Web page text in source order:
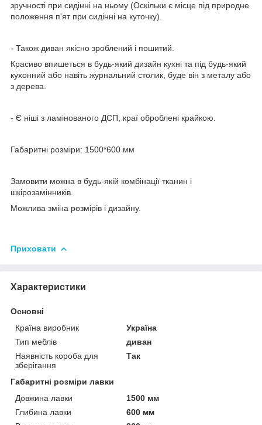
зручності при сидінні на ньому (Оскільки є місце під природне
положення п'ят при сидінні на куточку).
- Також диван якісно зроблений і пошитий.
Красиво впишеться в будь-який дизайн кухні та під будь-який
кухонний або навіть журнальний столик, буде він з металу або
з дерева.
- Є ніші з ламінованого ДСП, краї оброблені крайкою.
Габаритні розміри: 1500*600 мм
Замовити можна в будь-якій комбінації тканин і
шкірозамінників.
Можлива зміна розмірів і дизайну.
Приховати
Характеристики
Основні
Країна виробник
Україна
Тип меблів
диван
Наявність короба для
зберігання
Так
Габаритні розміри лавки
Довжина лавки
1500 мм
Глибина лавки
600 мм